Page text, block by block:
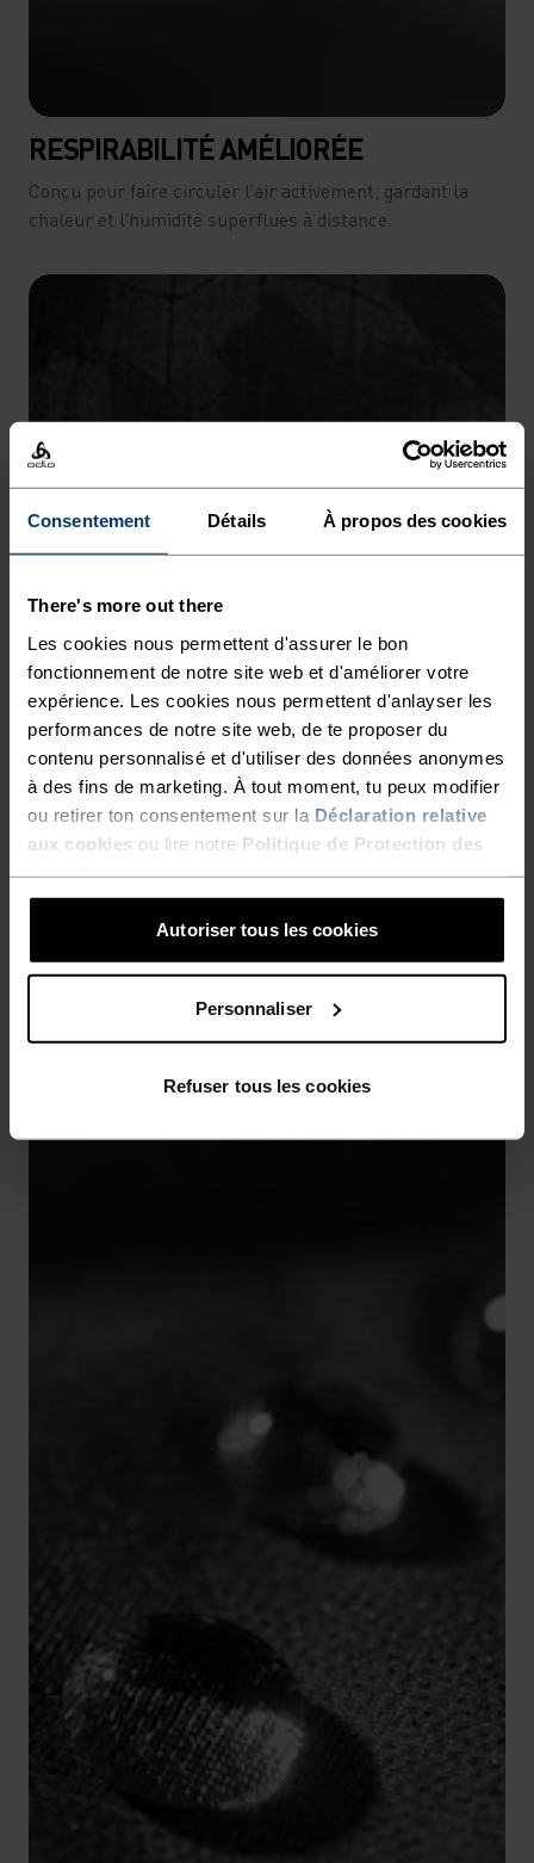
Consentement Détails À propos des cookies
There's more out there
Les cookies nous permettent d'assurer le bon
fonctionnement de notre site web et d'améliorer votre
expérience. Les cookies nous permettent d'anlayser les
performances de notre site web, de te proposer du
contenu personnalisé et d'utiliser des données anonymes
à des fins de marketing. À tout moment, tu peux modifier
ou retirer ton consentement sur la Déclaration relative
aux cookies ou lire notre Politique de Protection des
Autoriser tous les cookies
Personnaliser
Refuser tous les cookies
RESPIRABILITÉ AMÉLIORÉE
Conçu pour faire circuler l’air activement, gardant la
chaleur et l’humidité superflues à distance.
Protège du vent froid tout en gardant la chaleur près de